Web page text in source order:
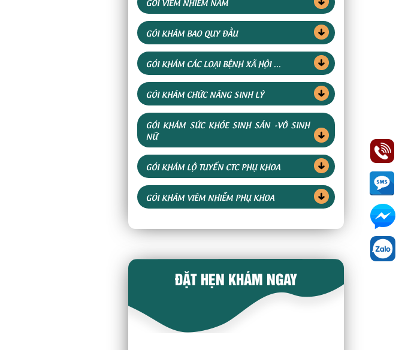
GÓI KHÁM BAO QUY ĐẦU
GÓI KHÁM CÁC LOẠI BỆNH XÃ HỘI ...
GÓI KHÁM CHỨC NĂNG SINH LÝ
GÓI KHÁM SỨC KHỎE SINH SẢN -VÔ SINH
NỮ
GÓI KHÁM LỘ TUYẾN CTC PHỤ KHOA
GÓI KHÁM VIÊM NHIỄM PHỤ KHOA
ĐẶT HẸN KHÁM NGAY